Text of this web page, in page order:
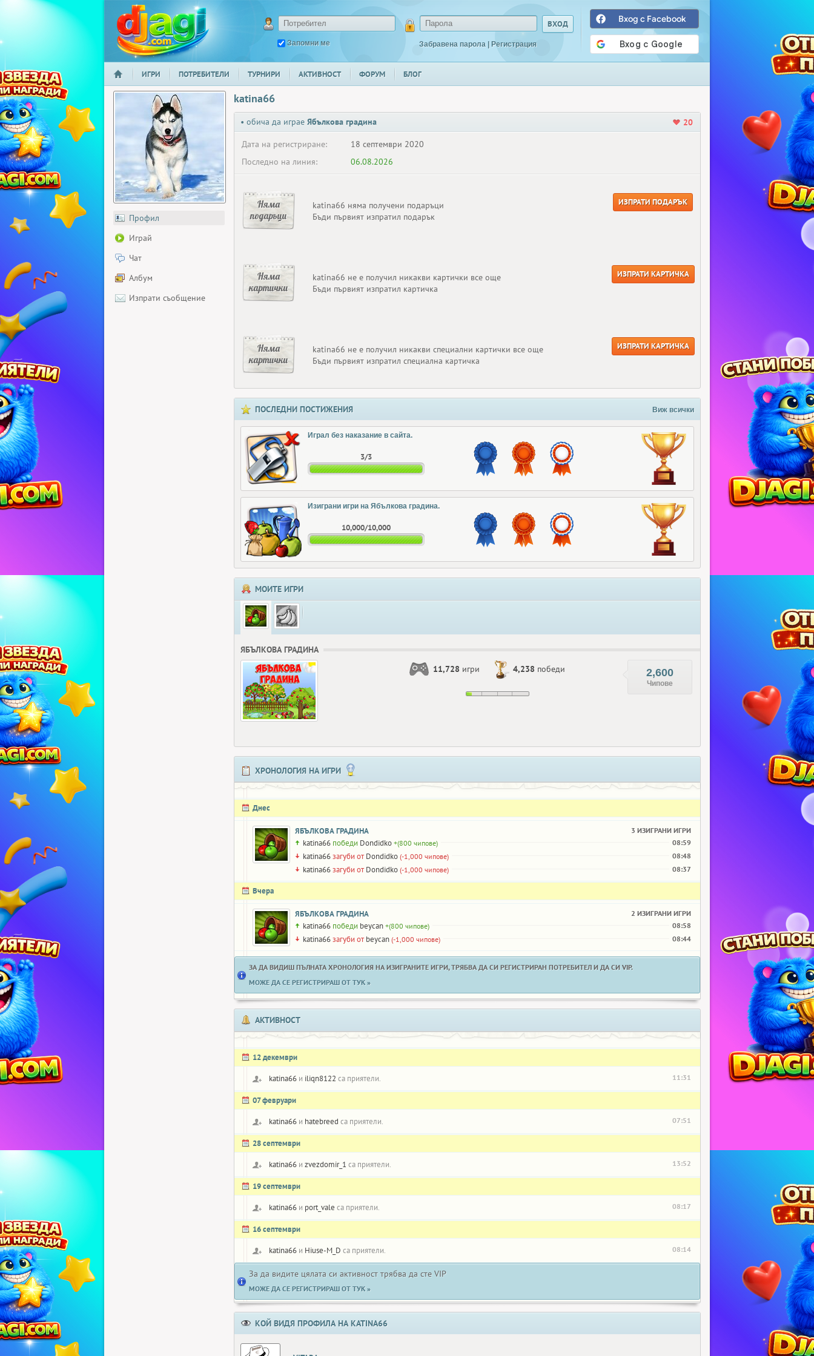
djagi.com
Запомни ме Забравена парола | Регистрация
Вход с Facebook
НАЧАЛО
ИГРИ ПОТРЕБИТЕЛИ ТУРНИРИ АКТИВНОСТ ФОРУМ БЛОГ
Профил
Играй
Чат
Албум
Изпрати съобщение
katina66
• обича да играе Ябълкова градина
20
Дата на регистриране:
18 септември 2020
Последно на линия:
06.08.2026
Няма
подаръци
katina66 няма получени подаръци
Бъди първият изпратил подарък
ИЗПРАТИ ПОДАРЪК
Няма
картички
katina66 не е получил никакви картички все още
Бъди първият изпратил картичка
ИЗПРАТИ КАРТИЧКА
Няма
картички
katina66 не е получил никакви специални картички все още
Бъди първият изпратил специална картичка
ИЗПРАТИ КАРТИЧКА
ПОСЛЕДНИ ПОСТИЖЕНИЯ Виж всички
Играл без наказание в сайта.
3/3
Изиграни игри на Ябълкова градина.
10,000/10,000
МОИТЕ ИГРИ
ЯБЪЛКОВА ГРАДИНА
11,728 игри 4,238 победи 2,600
Чипове
ХРОНОЛОГИЯ НА ИГРИ
Днес
ЯБЪЛКОВА ГРАДИНА 3 ИЗИГРАНИ ИГРИ
katina66 победи Dondidko +(800 чипове) 08:59
katina66загуби от Dondidko (-1,000 чипове) 08:48
katina66загуби от Dondidko (-1,000 чипове) 08:37
Вчера
ЯБЪЛКОВА ГРАДИНА 2 ИЗИГРАНИ ИГРИ
katina66 победи beycan +(800 чипове) 08:58
katina66загуби от beycan (-1,000 чипове) 08:44
ЗА ДА ВИДИШ ПЪЛНАТА ХРОНОЛОГИЯ НА ИЗИГРАНИТЕ ИГРИ, ТРЯБВА ДА СИ РЕГИСТРИРАН ПОТРЕБИТЕЛ И ДА СИ VIP.
МОЖЕ ДА СЕ РЕГИСТРИРАШ ОТ ТУК »
АКТИВНОСТ
12 декември
katina66 и iliqn8122 са приятели. 11:31
07 февруари
katina66 и hatebreed са приятели. 07:51
28 септември
katina66 и zvezdomir_1 са приятели. 13:52
19 септември
katina66 и port_vale са приятели. 08:17
16 септември
katina66 и Hiuse-M_D са приятели. 08:14
За да видите цялата си активност трябва да сте VIP
МОЖЕ ДА СЕ РЕГИСТРИРАШ ОТ ТУК »
КОЙ ВИДЯ ПРОФИЛА НА KATINA66